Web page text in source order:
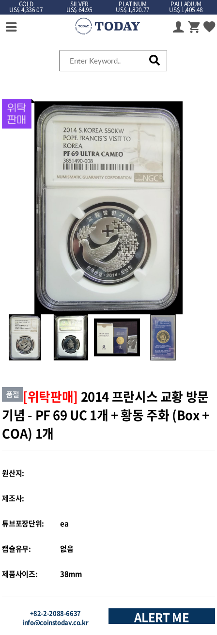
GOLD
US$ 4,336.07
SILVER
US$ 64.95
PLATINUM
US$ 1,820.77
PALLADIUM
US$ 1,405.48
[위탁판매] 2014 프란시스 교황 방문
기념 - PF 69 UC 1개 + 황동 주화 (Box +
COA) 1개
원산지:
제조사:
튜브포장단위:
캡슐유무:
제품사이즈:
ea
없음
38mm
+82-2-2088-6637
info@coinstoday.co.kr
ALERT ME